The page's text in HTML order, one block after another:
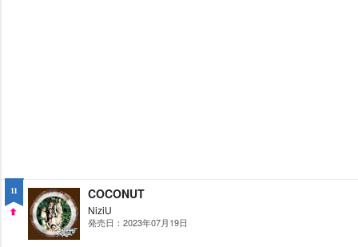
11 COCONUT
NiziU
発売日：2023年07月19日